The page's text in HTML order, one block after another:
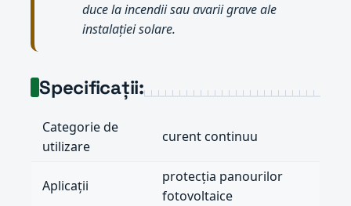
duce la incendii sau avarii grave ale
instalației solare.
Specificații:
Categorie de
utilizare
curent continuu
Aplicații
protecția panourilor
fotovoltaice